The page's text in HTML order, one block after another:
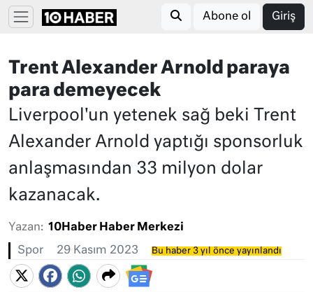
Abone ol Giriş
Trent Alexander Arnold paraya
para demeyecek
Liverpool'un yetenek sağ beki Trent
Alexander Arnold yaptığı sponsorluk
anlaşmasından 33 milyon dolar
kazanacak.
Yazan: 10Haber Haber Merkezi
Spor 29 Kasım 2023 Bu haber 3 yıl önce yayınlandı